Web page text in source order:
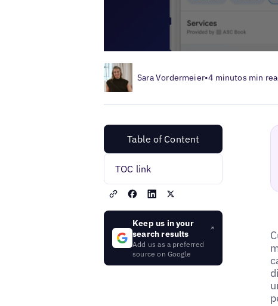
Sara Vordermeier•4 minutos min
Table of Content
TOC link
Keep us in your
search results
Add us as a preferred
source on Google